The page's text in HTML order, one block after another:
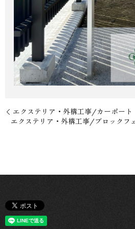
エクステリア・外構工事/カーポート
エクステリア・外構工事/ブロックフ